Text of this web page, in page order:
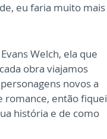
eu faria muito mais
Welch, ela que
obra viajamos
novos a
romance, então fiquei
história e de como